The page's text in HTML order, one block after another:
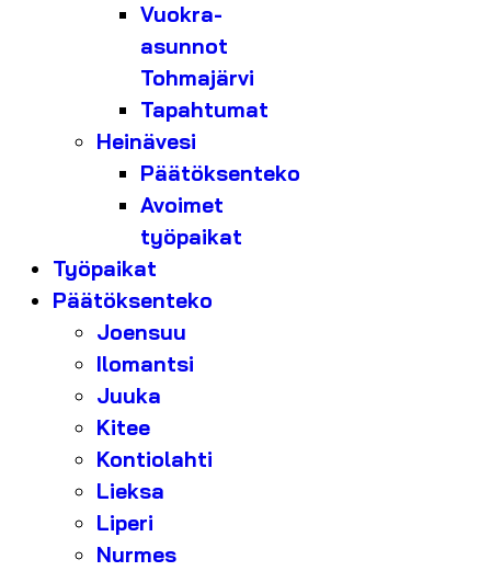
Vuokra-
asunnot
Tohmajärvi
Tapahtumat
Heinävesi
Päätöksenteko
Avoimet
työpaikat
Työpaikat
Päätöksenteko
Joensuu
Ilomantsi
Juuka
Kitee
Kontiolahti
Lieksa
Liperi
Nurmes